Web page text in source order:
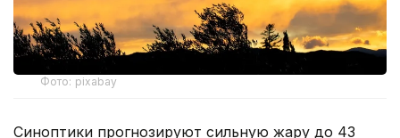
Фото: pixabay
Синоптики прогнозируют сильную жару до 43